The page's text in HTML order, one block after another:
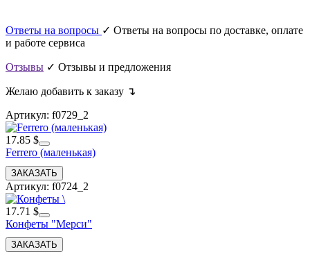
Ответы на вопросы ✓ Ответы на вопросы по доставке, оплате
и работе сервиса
Отзывы ✓ Отзывы и предложения
Желаю добавить к заказу ↴
Артикул: f0729_2
17.85 $
Ferrero (маленькая)
Артикул: f0724_2
17.71 $
Конфеты "Мерси"